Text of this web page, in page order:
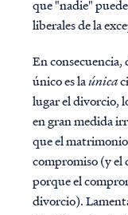
que "nadie"
liberales de la
En consecuencia,
único es laúnica
lugar el divorcio,
en gran medida
que el
compromiso (y el
porque el
divorcio).